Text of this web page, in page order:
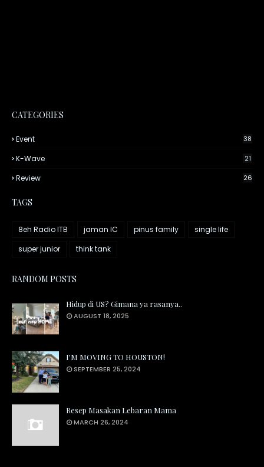
CATEGORIES
Event 38
K-Wave 21
Review 26
TAGS
8eh Radio ITB jaman IC pinus family
single life
super junior
think tank
RANDOM POSTS
Hidup di US? Gimana ya rasanya..
AUGUST 18, 2025
I'M MOVING TO HOUSTON!
SEPTEMBER 25, 2024
Resep Masakan Lebaran Mama
MARCH 26, 2024